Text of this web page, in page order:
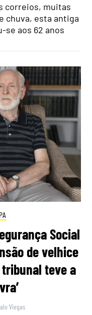
correios, muitas
chuva, esta antiga
aos 62 anos
Social
de velhice
teve a
Viegas